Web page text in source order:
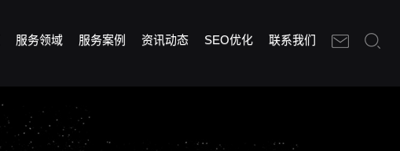
服务领域 服务案例 资讯动态 SEO优化 联系我们